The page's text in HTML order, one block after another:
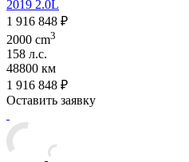
2019 2.0L
1 916 848 ₽
2000 cm3
158 л.с.
48800 км
1 916 848 ₽
Оставить заявку